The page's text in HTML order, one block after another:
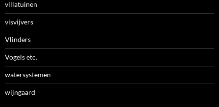
villatuinen
visvijvers
Vlinders
Vogels etc.
watersystemen
wijngaard